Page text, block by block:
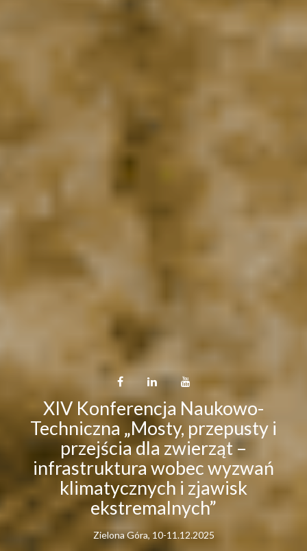
XIV Konferencja Naukowo-
Techniczna „Mosty, przepusty i
przejścia dla zwierząt –
infrastruktura wobec wyzwań
klimatycznych i zjawisk
ekstremalnych”
Zielona Góra, 10-11.12.2025